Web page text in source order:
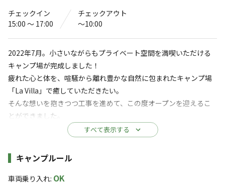
チェックイン
15:00 〜 17:00
チェックアウト
〜10:00
2022年7月。小さいながらもプライベート空間を満喫いただける
キャンプ場が完成しました！
疲れた心と体を、喧騒から離れ豊かな自然に包まれたキャンプ場
「La Villa」で癒していただきたい。
そんな想いを抱きつつ工事を進めて、この度オープンを迎えるこ
とができました。
ゆっくりと流れる時間の中で心が和むひと時を過ごしていたくこ
ぜひお楽しみください。
～プライベートな空間で心休まる時間～
すべて表示する
施設詳細
キャンプルール
車両乗り入れ: OK
〒869-3602 上天草市
大矢野町上598−1
Googleマップで見る
水洗トイレ コインランドリー
駐車場
※詳しくは「キャンプ場情報」をご確認ください。
プライベートな空間で心休まる時間
ご家族やご友人と普段できないような話をしたくなる場
所。喧騒から離れ、ゆったりとした時間をお過ごしくださ